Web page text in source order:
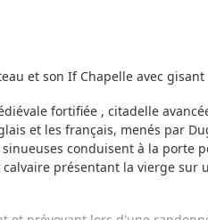
et son If Chapelle avec
fortifiée , citadelle
et les français, menés par
conduisent à la porte
présentant la vierge sur